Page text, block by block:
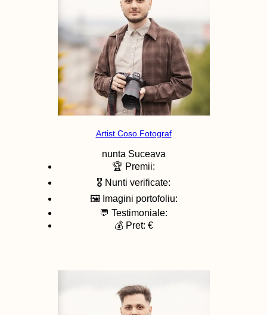
Artist Coso Fotograf
nunta Suceava
🏆 Premii:
🎖️ Nunti verificate:
🖼️ Imagini portofoliu:
💬 Testimoniale:
💰 Pret: €